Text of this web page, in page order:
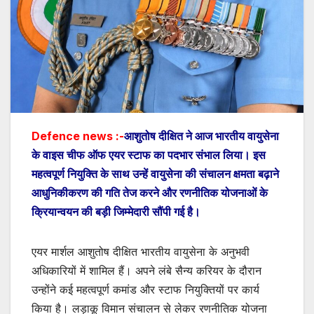
Defence news :-आशुतोष दीक्षित ने आज भारतीय वायुसेना
के वाइस चीफ ऑफ एयर स्टाफ का पदभार संभाल लिया। इस
महत्वपूर्ण नियुक्ति के साथ उन्हें वायुसेना की संचालन क्षमता बढ़ाने
आधुनिकीकरण की गति तेज करने और रणनीतिक योजनाओं के
क्रियान्वयन की बड़ी जिम्मेदारी सौंपी गई है।
एयर मार्शल आशुतोष दीक्षित भारतीय वायुसेना के अनुभवी
अधिकारियों में शामिल हैं। अपने लंबे सैन्य करियर के दौरान
उन्होंने कई महत्वपूर्ण कमांड और स्टाफ नियुक्तियों पर कार्य
किया है। लड़ाकू विमान संचालन से लेकर रणनीतिक योजना